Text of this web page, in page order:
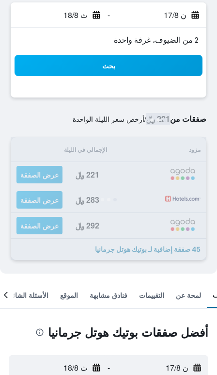
ن 17/8 - ث 18/8
2 من الضيوف، غرفة واحدة
بحث
صفقات من221 ﷼ /أرخص سعر الليلة الواحدة
مزود الإجمالي في الليلة
221 ﷼ عرض الصفقة
283 ﷼ عرض الصفقة
292 ﷼ عرض الصفقة
45 صفقة إضافية لـ بوتيك هوتل جرمانيا
لمحة عن التقييمات فنادق مشابهة الموقع الأسئلة الشائعة
أفضل صفقات بوتيك هوتل جرمانيا
ن 17/8 - ث 18/8